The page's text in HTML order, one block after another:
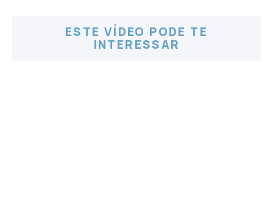
ESTE VÍDEO PODE TE
INTERESSAR